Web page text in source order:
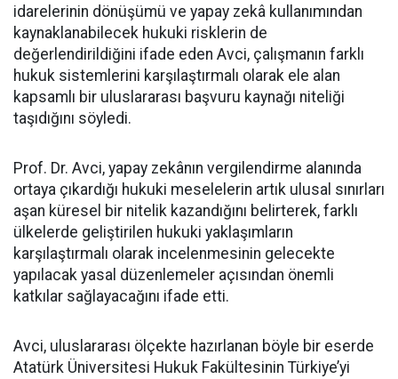
idarelerinin dönüşümü ve yapay zekâ kullanımından
kaynaklanabilecek hukuki risklerin de
değerlendirildiğini ifade eden Avci, çalışmanın farklı
hukuk sistemlerini karşılaştırmalı olarak ele alan
kapsamlı bir uluslararası başvuru kaynağı niteliği
taşıdığını söyledi.
Prof. Dr. Avci, yapay zekânın vergilendirme alanında
ortaya çıkardığı hukuki meselelerin artık ulusal sınırları
aşan küresel bir nitelik kazandığını belirterek, farklı
ülkelerde geliştirilen hukuki yaklaşımların
karşılaştırmalı olarak incelenmesinin gelecekte
yapılacak yasal düzenlemeler açısından önemli
katkılar sağlayacağını ifade etti.
Avci, uluslararası ölçekte hazırlanan böyle bir eserde
Atatürk Üniversitesi Hukuk Fakültesinin Türkiye’yi